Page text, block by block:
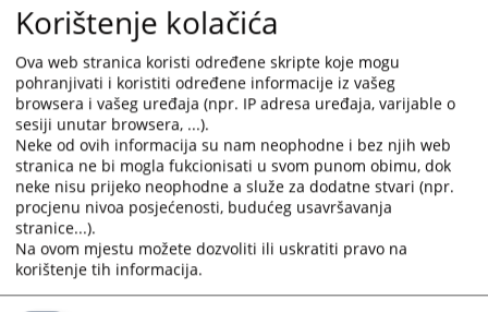
novostima (arhivom) koje su vezane za rad suda.
koje na sudu možete dobiti, o samoj organizaciji suda, o statistici o
protoku predmeta, o osnivanju suda, o uposlenicima suda.
Oglasna ploča
Kroz informacije krećete se na isti način kao i kroz Rad suda. Na
oglasnu ploču, administrator će stavljati informacije ili službene
obavijesti koje su i u zgradi suda postavljene na oglasnu ploču
Vaša pitanja
Web stranica namijenjena profesionalnoj zajednici, medijima, i svim
građanima Bosne i Hercegovine. Administrator će vrlo rado objaviti
Korištenje kolačića
Ova web stranica koristi određene skripte koje mogu
pohranjivati i koristiti određene informacije iz vašeg
browsera i vašeg uređaja (npr. IP adresa uređaja, varijable o
sesiji unutar browsera, ...).
Neke od ovih informacija su nam neophodne i bez njih web
stranica ne bi mogla fukcionisati u svom punom obimu, dok
neke nisu prijeko neophodne a služe za dodatne stvari (npr.
procjenu nivoa posjećenosti, budućeg usavršavanja
stranice...).
Na ovom mjestu možete dozvoliti ili uskratiti pravo na
korištenje tih informacija.